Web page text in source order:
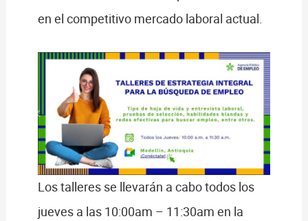
en el competitivo mercado laboral actual.
Los talleres se llevarán a cabo todos los
jueves a las 10:00am – 11:30am en la